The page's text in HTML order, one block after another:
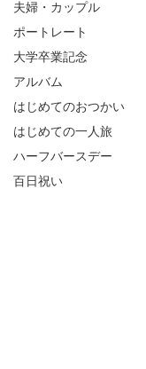
夫婦・カップル
ポートレート
大学卒業記念
アルバム
はじめてのおつかい
はじめての一人旅
ハーフバースデー
百日祝い